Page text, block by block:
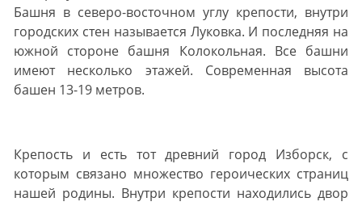
Башня в северо-восточном углу крепости, внутри
городских стен называется Луковка. И последняя на
южной стороне башня Колокольная. Все башни
имеют несколько этажей. Современная высота
башен 13-19 метров.
Крепость и есть тот древний город Изборск, с
которым связано множество героических страниц
нашей родины. Внутри крепости находились двор